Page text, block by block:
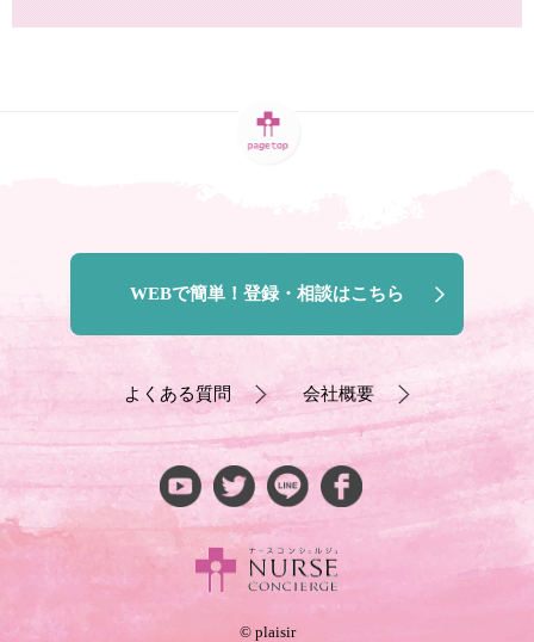
WEBで簡単！登録・相談はこちら
よくある質問 会社概要
© plaisir